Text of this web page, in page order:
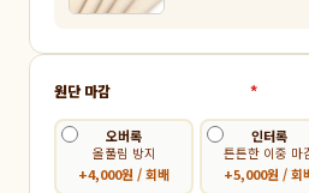
원단 마감 *
오버록
올풀림 방지
+4,000원 / 회배
인터록
튼튼한 이중 마
+5,000원 / 회